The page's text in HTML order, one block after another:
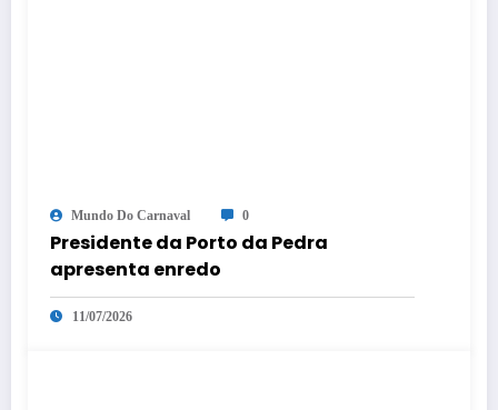
Mundo Do Carnaval 0
Presidente da Porto da Pedra
apresenta enredo
11/07/2026